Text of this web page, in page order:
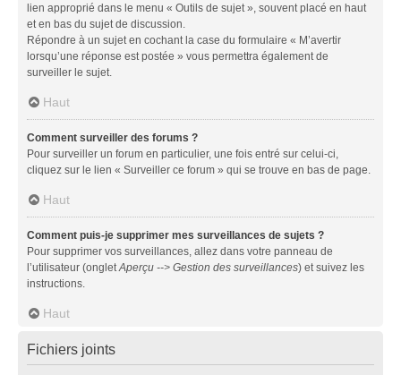
lien approprié dans le menu « Outils de sujet », souvent placé en haut
et en bas du sujet de discussion.
Répondre à un sujet en cochant la case du formulaire « M’avertir
lorsqu’une réponse est postée » vous permettra également de
surveiller le sujet.
Haut
Comment surveiller des forums ?
Pour surveiller un forum en particulier, une fois entré sur celui-ci,
cliquez sur le lien « Surveiller ce forum » qui se trouve en bas de page.
Haut
Comment puis-je supprimer mes surveillances de sujets ?
Pour supprimer vos surveillances, allez dans votre panneau de
l’utilisateur (ongletAperçu --> Gestion des surveillances) et suivez les
instructions.
Haut
Fichiers joints